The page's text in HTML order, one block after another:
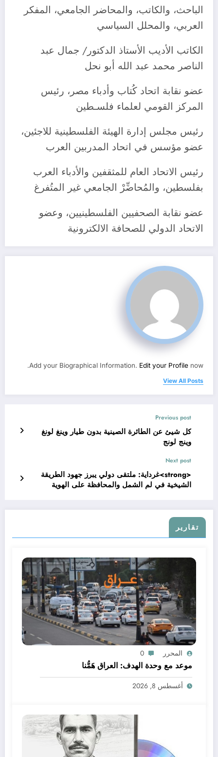
الباحث، والكاتب، والمحاضر الجامعي، المفكر
العربي، والمحلل السياسي
الكاتب الأديب الأستاذ الدكتور/ جمال عبد
الناصر محمد عبد الله أبو نحل
عضو نقابة اتحاد كُتاب وأدباء مصر، رئيس
المركز القومي لعلماء فلسـطين
رئيس مجلس إدارة الهيئة الفلسطينية للاجئين،
عضو مؤسس في اتحاد المدربين العرب
رئيس الاتحاد العام للمثقفين والأدباء العرب
بفلسطين، والمُحاضِّرْ الجامعي غير المتُفرغ
عضو نقابة الصحفيين الفلسطينيين، وعضو
الاتحاد الدولي للصحافة الالكترونية
Add your Biographical Information. Edit your Profile now.
View All Posts
Previous post
كل شيئ عن الطائرة الصينية بدون طيار وينغ لونغ
وينج لونج
Next post
<strong>غرداية: ملتقى دولي يبرز جهود الطريقة
الشيخية في لم الشمل والمحافظة على الهوية
تقارير
المحرر 0
موعد مع وحدة الهدف: العراق هَمُّنا
أغسطس 8, 2026